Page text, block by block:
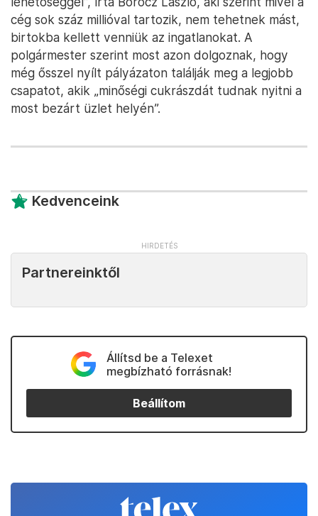
cég sok száz millióval tartozik, nem tehetnek mást,
birtokba kellett venniük az ingatlanokat. A
polgármester szerint most azon dolgoznak, hogy
még ősszel nyílt pályázaton találják meg a legjobb
csapatot, akik „minőségi cukrászdát tudnak nyitni a
most bezárt üzlet helyén”.
Kedvenceink
Partnereinktől
Állítsd be a Telexet
megbízható forrásnak!
Beállítom